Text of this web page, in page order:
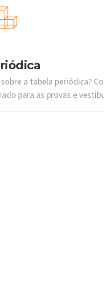
a tabela periódica?
para as provas e